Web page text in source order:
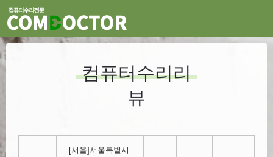
컴퓨터수리리
뷰
[서울]서울특별시